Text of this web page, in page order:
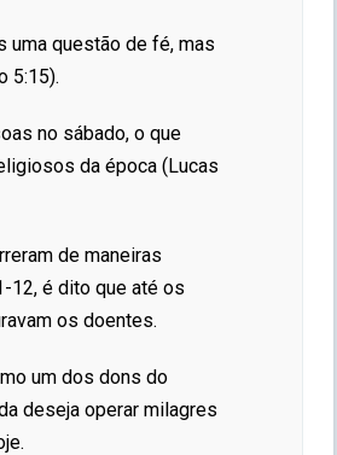
uma questão de fé, mas
5:15).
no sábado, o que
da época (Lucas
de maneiras
12, é dito que até os
os doentes.
um dos dons do
deseja operar milagres